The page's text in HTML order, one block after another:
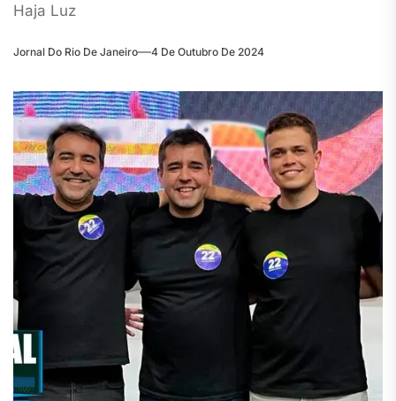
Haja Luz
Jornal Do Rio De Janeiro 4 De Outubro De 2024